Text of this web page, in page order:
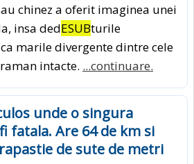
chinez a oferit imaginea unei
insa dedESUBturile
marile divergente dintre cele
intacte. ...continuare.
unde o singura
fatala. Are 64 de km si
de sute de metri